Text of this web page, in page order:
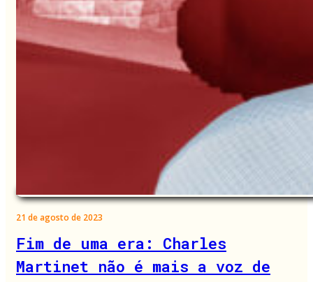
21 de agosto de 2023
Fim de uma era: Charles
Martinet não é mais a voz de